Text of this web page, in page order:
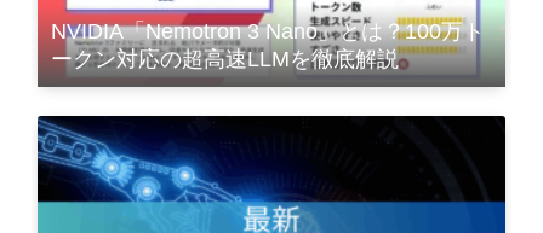
NVIDIA「Nemotron 3 Nano」とは？100万ト
ークン対応の超高速LLMを徹底解説